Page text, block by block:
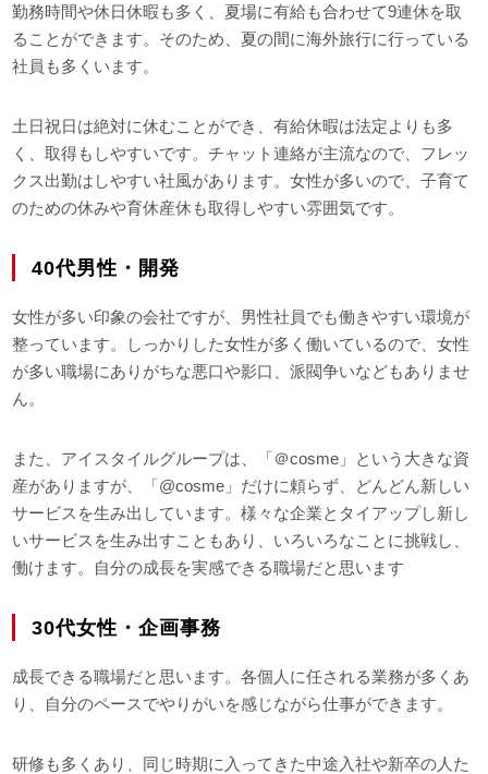
勤務時間や休日休暇も多く、夏場に有給も合わせて9連休を取
ることができます。そのため、夏の間に海外旅行に行っている
社員も多くいます。
土日祝日は絶対に休むことができ、有給休暇は法定よりも多
く、取得もしやすいです。チャット連絡が主流なので、フレッ
クス出勤はしやすい社風があります。女性が多いので、子育て
のための休みや育休産休も取得しやすい雰囲気です。
40代男性・開発
女性が多い印象の会社ですが、男性社員でも働きやすい環境が
整っています。しっかりした女性が多く働いているので、女性
が多い職場にありがちな悪口や影口、派閥争いなどもありませ
ん。
また、アイスタイルグループは、「＠cosme」という大きな資
産がありますが、「@cosme」だけに頼らず、どんどん新しい
サービスを生み出しています。様々な企業とタイアップし新し
いサービスを生み出すこともあり、いろいろなことに挑戦し、
働けます。自分の成長を実感できる職場だと思います
30代女性・企画事務
成長できる職場だと思います。各個人に任される業務が多くあ
り、自分のペースでやりがいを感じながら仕事ができます。
研修も多くあり、同じ時期に入ってきた中途入社や新卒の人た